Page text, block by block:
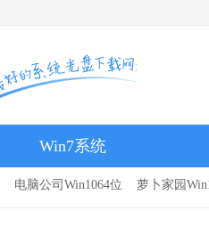
Win7系统
电脑公司Win1064位 萝卜家园